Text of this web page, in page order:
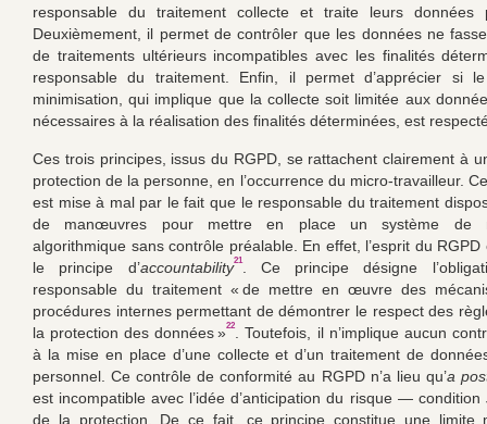
responsable du traitement collecte et traite leurs données
Deuxièmement, il permet de contrôler que les données ne
de traitements ultérieurs incompatibles avec les finalités
responsable du traitement. Enfin, il permet d’apprécier si
minimisation, qui implique que la collecte soit limitée aux
nécessaires à la réalisation des finalités déterminées, est
Ces trois principes, issus du RGPD, se rattachent clairement à
protection de la personne, en l’occurrence du micro-travailleur.
est mise à mal par le fait que le responsable du traitement
de manœuvres pour mettre en place un système de
algorithmique sans contrôle préalable. En effet, l’esprit du
le principe d’accountability21. Ce principe désigne
responsable du traitement « de mettre en œuvre des
procédures internes permettant de démontrer le respect des
la protection des données »22
. Toutefois, il n’implique aucun
à la mise en place d’une collecte et d’un traitement de
personnel. Ce contrôle de conformité au RGPD n’a lieu qu’a
est incompatible avec l’idée d’anticipation du risque — condition
de la protection. De ce fait, ce principe constitue une limite